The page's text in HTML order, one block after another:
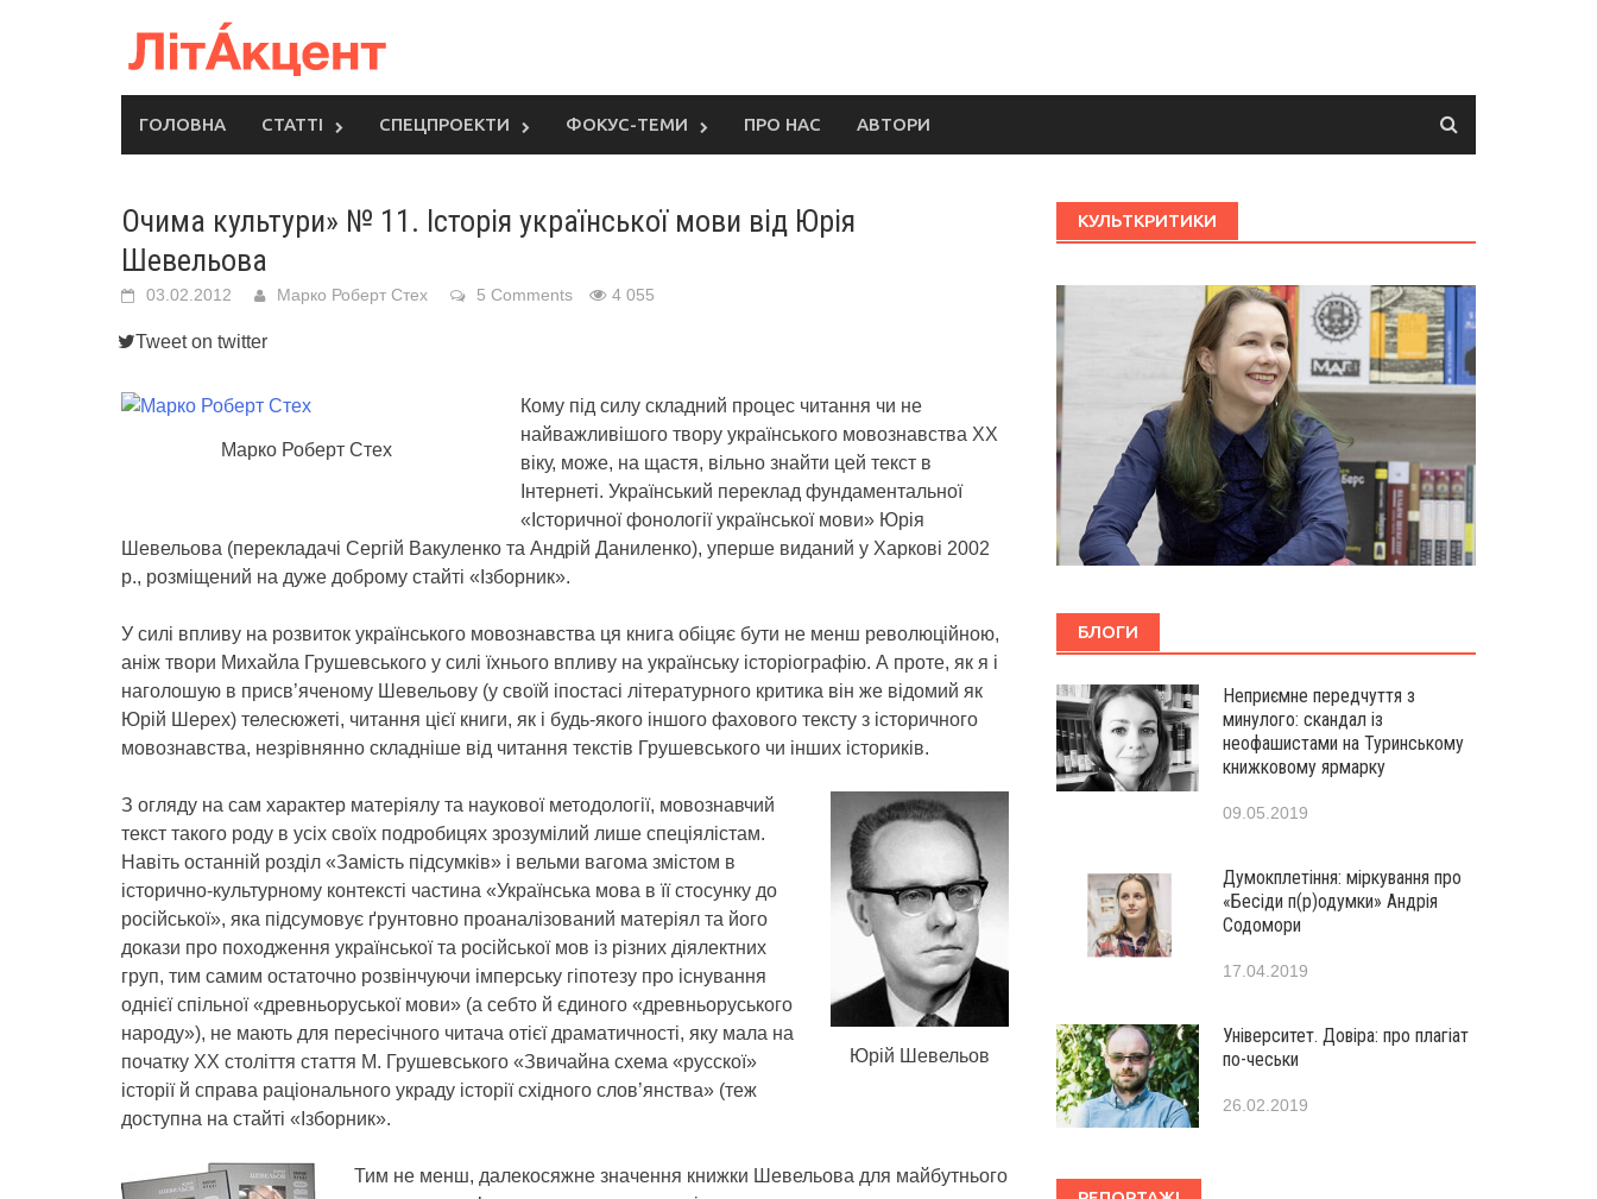
ГОЛОВНА СТАТТІ СПЕЦПРОЕКТИ ФОКУС-ТЕМИ ПРО НАС АВТОРИ
Очима культури» № 11. Історія української мови від Юрія
Шевельова
03.02.2012 Марко Роберт Стех 5 Comments 4 055
Tweet on twitter
Марко Роберт Стех
Кому під силу складний процес читання чи не
найважливішого твору українського мовознавства ХХ
віку, може, на щастя, вільно знайти цей текст в
Інтернеті. Український переклад фундаментальної
«Історичної фонології української мови» Юрія
Шевельова (перекладачі Сергій Вакуленко та Андрій Даниленко), уперше виданий у Харкові 2002
р., розміщений на дуже доброму стайті «Ізборник».
У силі впливу на розвиток українського мовознавства ця книга обіцяє бути не менш революційною,
аніж твори Михайла Грушевського у силі їхнього впливу на українську історіографію. А проте, як я і
наголошую в присв’яченому Шевельову (у своїй іпостасі літературного критика він же відомий як
Юрій Шерех) телесюжеті, читання цієї книги, як і будь-якого іншого фахового тексту з історичного
мовознавства, незрівнянно складніше від читання текстів Грушевського чи інших істориків.
Юрій Шевельов
З огляду на сам характер матеріялу та наукової методології, мовознавчий
текст такого роду в усіх своїх подробицях зрозумілий лише спеціялістам.
Навіть останній розділ «Замість підсумків» і вельми вагома змістом в
історично-культурному контексті частина «Українська мова в її стосунку до
російської», яка підсумовує ґрунтовно проаналізований матеріял та його
докази про походження української та російської мов із різних діялектних
груп, тим самим остаточно розвінчуючи імперську гіпотезу про існування
однієї спільної «древньоруської мови» (а себто й єдиного «древньоруського
народу»), не мають для пересічного читача отієї драматичності, яку мала на
початку ХХ століття стаття М. Грушевського «Звичайна схема «русскої»
історії й справа раціонального украду історії східного слов’янства» (теж
доступна на стайті «Ізборник».
Тим не менш, далекосяжне значення книжки Шевельова для майбутнього
КУЛЬТКРИТИКИ
БЛОГИ
Неприємне передчуття з
минулого: скандал із
неофашистами на Туринському
книжковому ярмарку
09.05.2019
Думокплетіння: міркування про
«Бесіди п(р)одумки» Андрія
Содомори
17.04.2019
Університет. Довіра: про плагіат
по-чеськи
26.02.2019